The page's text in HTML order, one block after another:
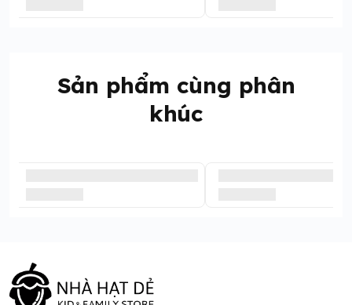
Sản phẩm cùng phân
khúc